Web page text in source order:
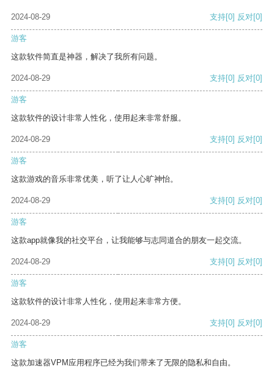
2024-08-29 支持[0] 反对[0]
游客
这款软件简直是神器，解决了我所有问题。
2024-08-29 支持[0] 反对[0]
游客
这款软件的设计非常人性化，使用起来非常舒服。
2024-08-29 支持[0] 反对[0]
游客
这款游戏的音乐非常优美，听了让人心旷神怡。
2024-08-29 支持[0] 反对[0]
游客
这款app就像我的社交平台，让我能够与志同道合的朋友一起交流。
2024-08-29 支持[0] 反对[0]
游客
这款软件的设计非常人性化，使用起来非常方便。
2024-08-29 支持[0] 反对[0]
游客
这款加速器VPM应用程序已经为我们带来了无限的隐私和自由。